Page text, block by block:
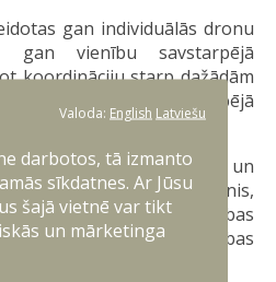
gan individuālās dronu
gan vienību savstarpējā
koordināciju starp dažādām
tiek paaugstināta kopējā
tiek paaugstināts karavīru un
sagatavotības līmenis,
gadījumā vienības
reaģēt valsts aizsardzības
Valoda: English Latviešu
darbotos, tā izmanto
sīkdatnes. Ar Jūsu
šajā vietnē var tikt
un mārketinga